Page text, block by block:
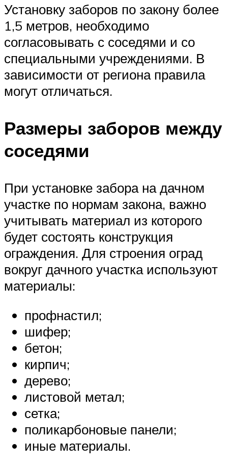
Установку заборов по закону более
1,5 метров, необходимо
согласовывать с соседями и со
специальными учреждениями. В
зависимости от региона правила
могут отличаться.
Размеры заборов между
соседями
При установке забора на дачном
участке по нормам закона, важно
учитывать материал из которого
будет состоять конструкция
ограждения. Для строения оград
вокруг дачного участка используют
материалы:
профнастил;
шифер;
бетон;
кирпич;
дерево;
листовой метал;
сетка;
поликарбоновые панели;
иные материалы.